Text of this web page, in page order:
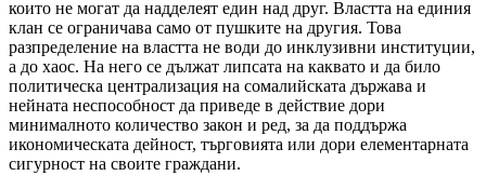
които не могат да надделеят един над друг. Властта на единия
клан се ограничава само от пушките на другия. Това
разпределение на властта не води до инклузивни институции,
а до хаос. На него се дължат липсата на каквато и да било
политическа централизация на сомалийската държава и
нейната неспособност да приведе в действие дори
минималното количество закон и ред, за да поддържа
икономическата дейност, търговията или дори елементарната
сигурност на своите граждани.